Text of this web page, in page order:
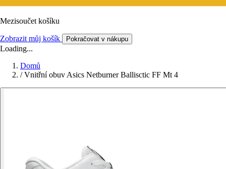
Mezisoučet košíku
Zobrazit můj košík Pokračovat v nákupu
Loading...
Domů
/ Vnitřní obuv Asics Netburner Ballisctic FF Mt 4